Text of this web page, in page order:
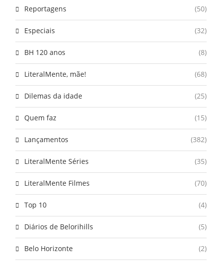
Reportagens (50)
Especiais (32)
BH 120 anos (8)
LiteralMente, mãe! (68)
Dilemas da idade (25)
Quem faz (15)
Lançamentos (382)
LiteralMente Séries (35)
LiteralMente Filmes (70)
Top 10 (4)
Diários de Belorihills (5)
Belo Horizonte (2)